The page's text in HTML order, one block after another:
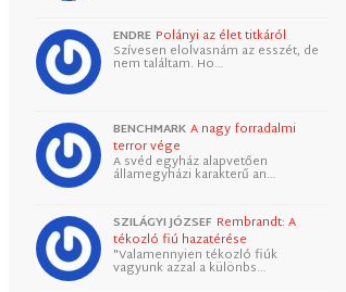
ENDRE Polányi az élet titkáról
Szívesen elolvasnám az esszét, de
nem találtam. Ho…
BENCHMARK A nagy forradalmi
terror vége
A svéd egyház alapvetően
államegyházi karakterű an…
SZILÁGYI JÓZSEF Rembrandt: A
tékozló fiú hazatérése
"Valamennyien tékozló fiúk
vagyunk azzal a különbs…